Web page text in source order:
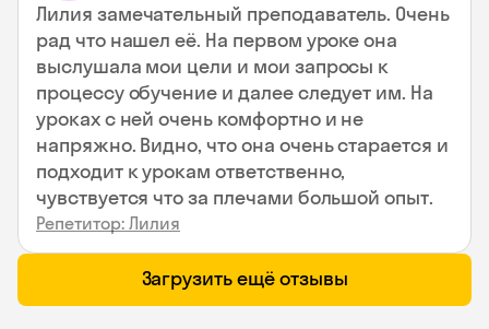
Лилия замечательный преподаватель. Очень
рад что нашел её. На первом уроке она
выслушала мои цели и мои запросы к
процессу обучение и далее следует им. На
уроках с ней очень комфортно и не
напряжно. Видно, что она очень старается и
подходит к урокам ответственно,
чувствуется что за плечами большой опыт.
Репетитор: Лилия
Загрузить ещё отзывы